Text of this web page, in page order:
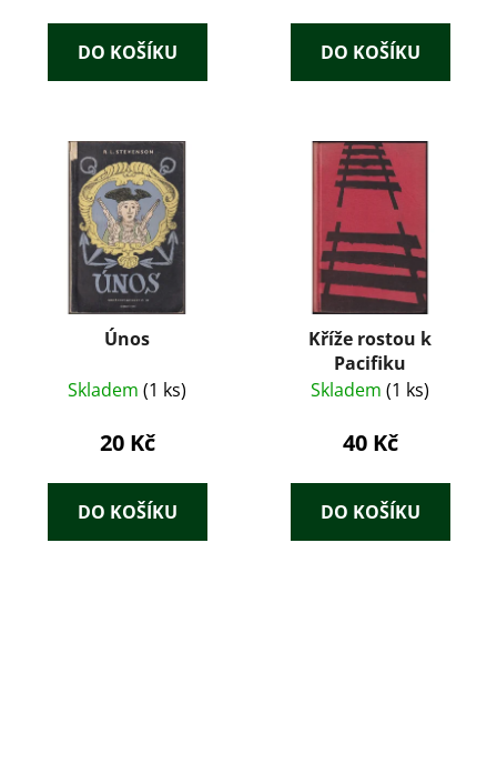
DO KOŠÍKU DO KOŠÍKU
Únos
Skladem (1 ks)
20 Kč
DO KOŠÍKU
Kříže rostou k
Pacifiku
Skladem (1 ks)
40 Kč
DO KOŠÍKU